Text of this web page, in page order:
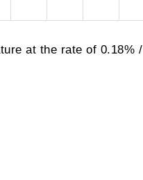
at the rate of 0.18% /